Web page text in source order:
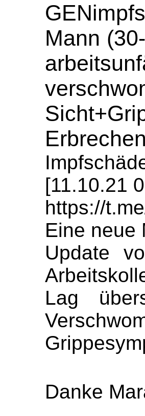
Mann
Erbrechen
[11.10.21
https://
Eine neue
Update
Lag
Danke